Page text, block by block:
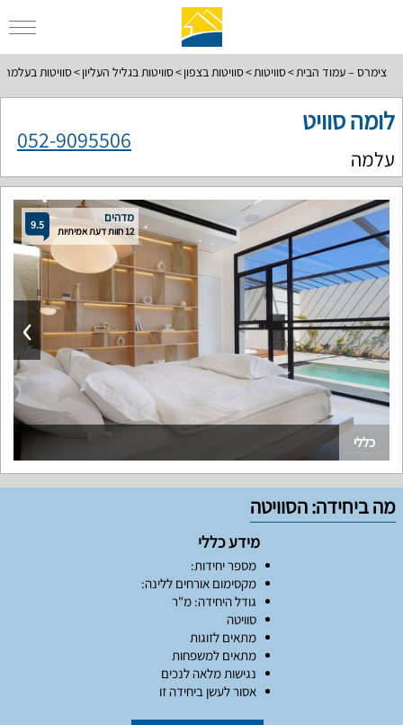
צימרס – עמוד הבית סוויטות סוויטות בצפון סוויטות בגליל העליון סוויטות בעלמה
לומה סוויט
עלמה
052-9095506
›
כללי
9.5 מדהים
12 חוות דעת אמיתיות
מה ביחידה: הסוויטה
מידע כללי
מספר יחידות:
מקסימום אורחים ללינה:
גודל היחידה: מ"ר
סוויטה
מתאים לזוגות
מתאים למשפחות
נגישות מלאה לנכים
אסור לעשן ביחידה זו